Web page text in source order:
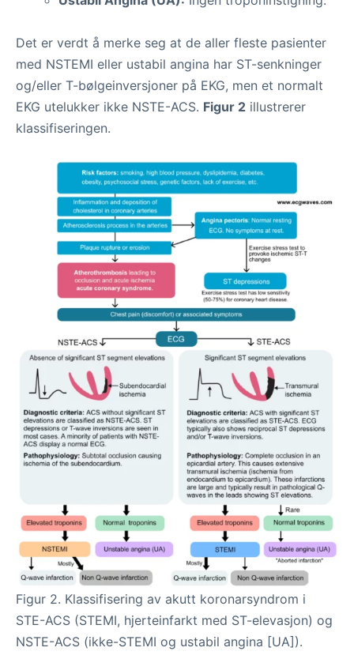
Det er verdt å merke seg at de aller fleste pasienter
med NSTEMI eller ustabil angina har ST-senkninger
og/eller T-bølgeinversjoner på EKG, men et normalt
EKG utelukker ikke NSTE-ACS. Figur 2 illustrerer
klassifiseringen.
Figur 2. Klassifisering av akutt koronarsyndrom i
STE-ACS (STEMI, hjerteinfarkt med ST-elevasjon) og
NSTE-ACS (ikke-STEMI og ustabil angina [UA]).